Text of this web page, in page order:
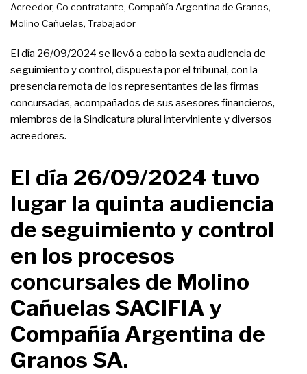
Acreedor, Co contratante, Compañía Argentina de Granos,
Molino Cañuelas, Trabajador
El día 26/09/2024 se llevó a cabo la sexta audiencia de
seguimiento y control, dispuesta por el tribunal, con la
presencia remota de los representantes de las firmas
concursadas, acompañados de sus asesores financieros,
miembros de la Sindicatura plural interviniente y diversos
acreedores.
El día 26/09/2024 tuvo
lugar la quinta audiencia
de seguimiento y control
en los procesos
concursales de Molino
Cañuelas SACIFIA y
Compañía Argentina de
Granos SA.